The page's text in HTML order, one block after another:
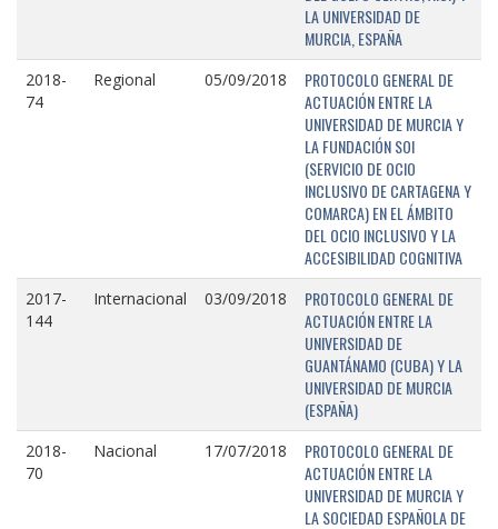
LA UNIVERSIDAD DE
MURCIA, ESPAÑA
2018-
74
Regional 05/09/2018
PROTOCOLO GENERAL DE
ACTUACIÓN ENTRE LA
UNIVERSIDAD DE MURCIA Y
LA FUNDACIÓN SOI
(SERVICIO DE OCIO
INCLUSIVO DE CARTAGENA Y
COMARCA) EN EL ÁMBITO
DEL OCIO INCLUSIVO Y LA
ACCESIBILIDAD COGNITIVA
2017-
144
Internacional 03/09/2018
PROTOCOLO GENERAL DE
ACTUACIÓN ENTRE LA
UNIVERSIDAD DE
GUANTÁNAMO (CUBA) Y LA
UNIVERSIDAD DE MURCIA
(ESPAÑA)
2018-
70
Nacional 17/07/2018
PROTOCOLO GENERAL DE
ACTUACIÓN ENTRE LA
UNIVERSIDAD DE MURCIA Y
LA SOCIEDAD ESPAÑOLA DE